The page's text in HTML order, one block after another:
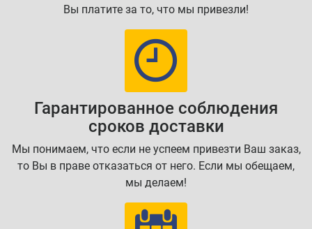
Вы платите за то, что мы привезли!
Гарантированное соблюдения
сроков доставки
Мы понимаем, что если не успеем привезти Ваш заказ,
то Вы в праве отказаться от него. Если мы обещаем,
мы делаем!